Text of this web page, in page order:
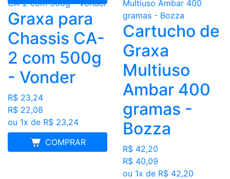
Graxa para
Chassis CA-
2 com 500g
- Vonder
R$ 23,24
R$ 22,08
ou 1x de R$ 23,24
COMPRAR
MELHOR PREÇO
Cartucho de
Graxa
Multiuso
Ambar 400
gramas -
Bozza
R$ 42,20
R$ 40,09
ou 1x de R$ 42,20